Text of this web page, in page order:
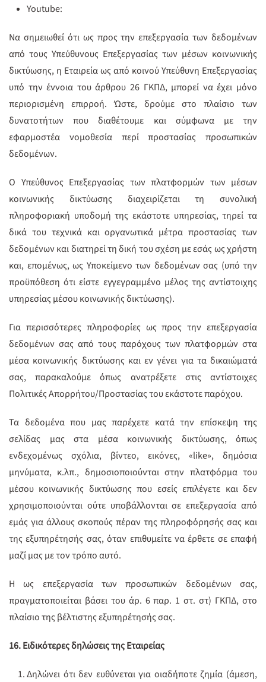
Youtube:
Να σημειωθεί ότι ως προς την επεξεργασία των δεδομένων
από τους Υπεύθυνους Επεξεργασίας των μέσων κοινωνικής
δικτύωσης, η Εταιρεία ως από κοινού Υπεύθυνη Επεξεργασίας
υπό την έννοια του άρθρου 26 ΓΚΠΔ, μπορεί να έχει μόνο
περιορισμένη επιρροή. Ώστε, δρούμε στο πλαίσιο των
δυνατοτήτων που διαθέτουμε και σύμφωνα με την
εφαρμοστέα νομοθεσία περί προστασίας προσωπικών
δεδομένων.
Ο Υπεύθυνος Επεξεργασίας των πλατφορμών των μέσων
κοινωνικής δικτύωσης διαχειρίζεται τη συνολική
πληροφοριακή υποδομή της εκάστοτε υπηρεσίας, τηρεί τα
δικά του τεχνικά και οργανωτικά μέτρα προστασίας των
δεδομένων και διατηρεί τη δική του σχέση με εσάς ως χρήστη
και, επομένως, ως Υποκείμενο των δεδομένων σας (υπό την
προϋπόθεση ότι είστε εγγεγραμμένο μέλος της αντίστοιχης
υπηρεσίας μέσου κοινωνικής δικτύωσης).
Για περισσότερες πληροφορίες ως προς την επεξεργασία
δεδομένων σας από τους παρόχους των πλατφορμών στα
μέσα κοινωνικής δικτύωσης και εν γένει για τα δικαιώματά
σας, παρακαλούμε όπως ανατρέξετε στις αντίστοιχες
Πολιτικές Απορρήτου/Προστασίας του εκάστοτε παρόχου.
Τα δεδομένα που μας παρέχετε κατά την επίσκεψη της
σελίδας μας στα μέσα κοινωνικής δικτύωσης, όπως
ενδεχομένως σχόλια, βίντεο, εικόνες, «like», δημόσια
μηνύματα, κ.λπ., δημοσιοποιούνται στην πλατφόρμα του
μέσου κοινωνικής δικτύωσης που εσείς επιλέγετε και δεν
χρησιμοποιούνται ούτε υποβάλλονται σε επεξεργασία από
εμάς για άλλους σκοπούς πέραν της πληροφόρησής σας και
της εξυπηρέτησής σας, όταν επιθυμείτε να έρθετε σε επαφή
μαζί μας με τον τρόπο αυτό.
Η ως επεξεργασία των προσωπικών δεδομένων σας,
πραγματοποιείται βάσει του άρ. 6 παρ. 1 στ. στ) ΓΚΠΔ, στο
πλαίσιο της βέλτιστης εξυπηρέτησής σας.
16. Ειδικότερες δηλώσεις της Εταιρείας
Δηλώνει ότι δεν ευθύνεται για οιαδήποτε ζημία (άμεση,